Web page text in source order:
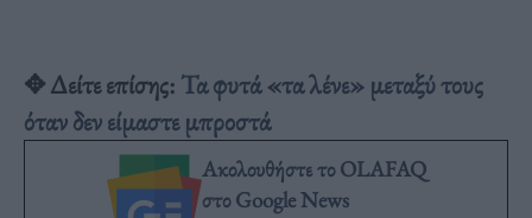
✥ Δείτε επίσης: Τα φυτά «τα λένε» μεταξύ τους
όταν δεν είμαστε μπροστά
Ακολουθήστε το OLAFAQ
στο Google News